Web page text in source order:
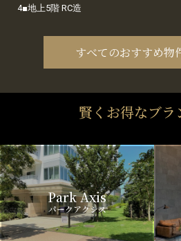
4■地上5階 RC造
すべてのおすすめ物
賢くお得なブラ
Park Axis
パークアクシス